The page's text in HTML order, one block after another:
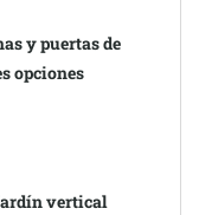
Road Safety
y puertas de
opciones
vertical